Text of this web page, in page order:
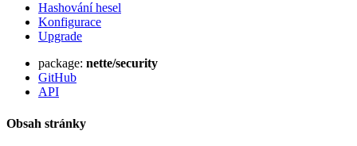
Hashování hesel
Konfigurace
Upgrade
package: nette/security
GitHub
API
Obsah stránky